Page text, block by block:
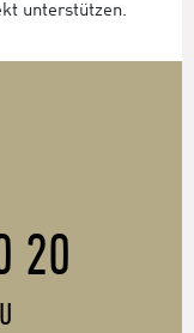
unterstützen.
20